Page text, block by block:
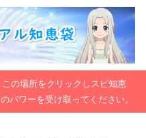
の場所をクリックしスピ知恵
パワーを受け取ってください。